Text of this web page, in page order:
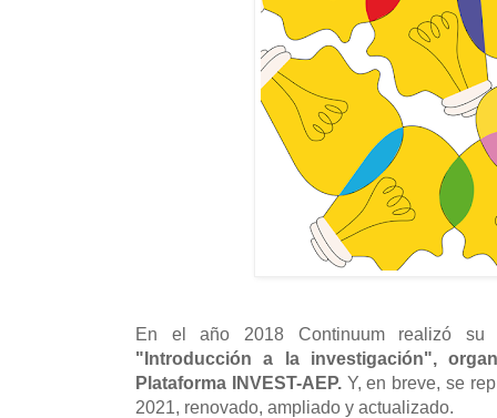
En el año 2018 Continuum realizó su
"Introducción a la investigación",
Plataforma INVEST-AEP. Y, en breve, se
2021, renovado, ampliado y actualizado.